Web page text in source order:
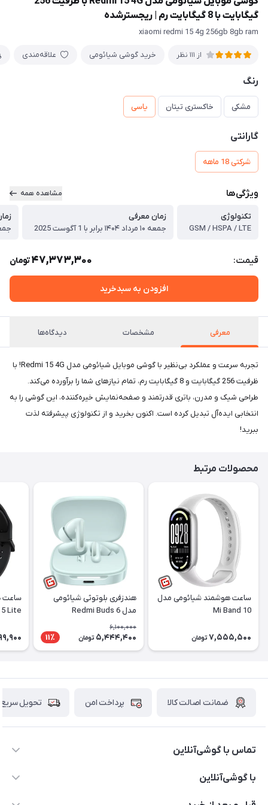
گیگابایت با 8 گیگابایت رم | ریجسترشده
xiaomi redmi 15 4g 256gb 8gb ram
از 111 نظر خرید گوشی شیائومی علاقه‌مندی
رنگ
مشکی خاکستری تیتان یاسی
گارانتی
شرکتی 18 ماهه
ویژگی‌ها مشاهده همه
تکنولوژی
GSM / HSPA / LTE
زمان معرفی
جمعه ۱۰ مرداد ۱۴۰۴ برابر با 1 آگوست 2025
جمعه ۱۰ مرداد
قیمت: 47,373,300تومان
افزودن به سبدخرید
معرفی مشخصات دیدگاه‌ها
تجربه سرعت و عملکرد بی‌نظیر با گوشی موبایل شیائومی مدل Redmi 15 4G! با
ظرفیت 256 گیگابایت و 8 گیگابایت رم، تمام نیازهای شما را برآورده می‌کند.
طراحی شیک و مدرن، باتری قدرتمند و صفحه‌نمایش خیره‌کننده، این گوشی را به
انتخابی ایده‌آل تبدیل کرده است. اکنون بخرید و از تکنولوژی پیشرفته لذت
ببرید!
محصولات مرتبط
ساعت هوشمند شیائومی مدل
Mi Band 10
7,555,500 تومان
هندزفری بلوتوثی شیائومی
مدل Redmi Buds 6
6,100,000
5,444,400 تومان 11٪
ساعت
Lite
ضمانت اصالت کالا پرداخت امن تحویل سریع
تماس با گوشی‌آنلاین
۰۲۱91001221
با گوشی‌آنلاین
درباره ما